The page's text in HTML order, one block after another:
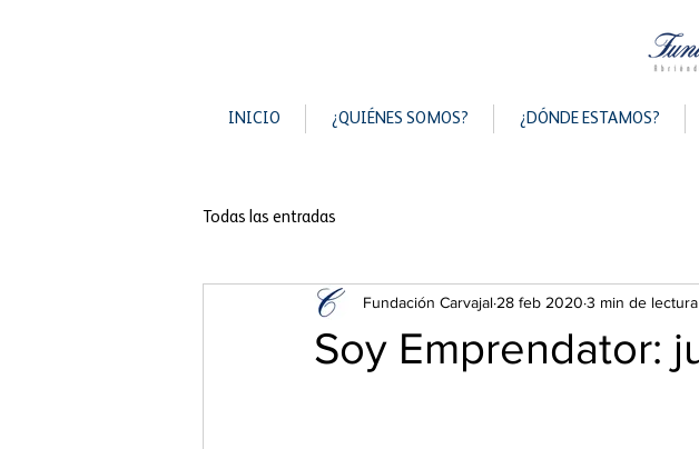
INICIO ¿QUIÉNES SOMOS? ¿DÓNDE ESTAMOS?
Todas las entradas
Soy Emprendator:
Fundación Carvajal 28 feb 2020 3 min de lectura